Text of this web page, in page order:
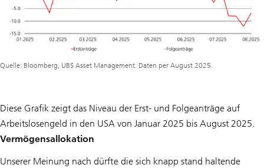
Quelle: Bloomberg, UBS Asset Management. Daten per August 2025.
Diese Grafik zeigt das Niveau der Erst- und Folgeanträge auf
Arbeitslosengeld in den USA von Januar 2025 bis August 2025.
Vermögensallokation
Unserer Meinung nach dürfte die sich knapp stand haltende